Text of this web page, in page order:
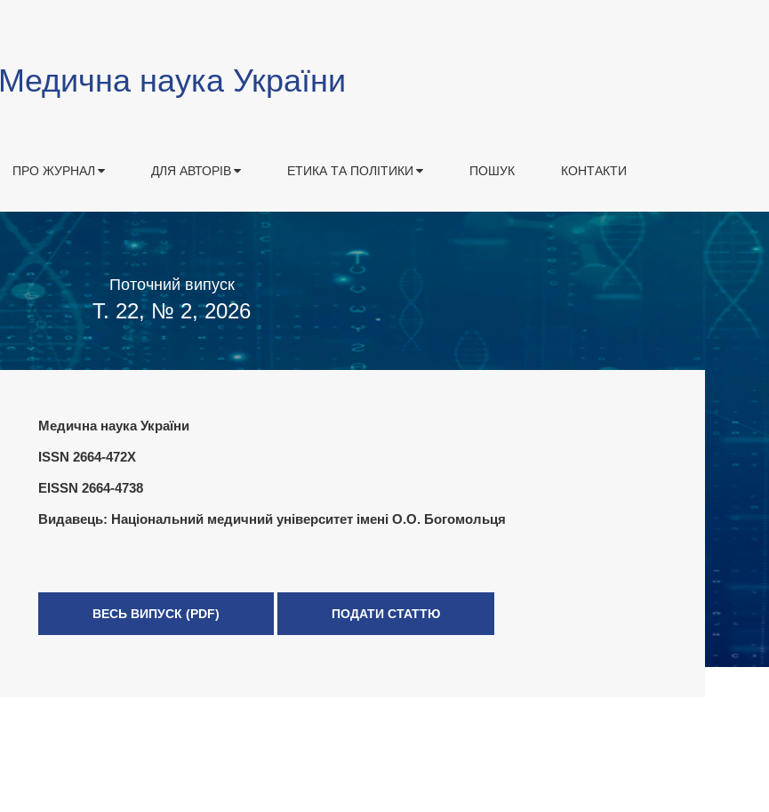
Медична наука України
ПРО ЖУРНАЛ ДЛЯ АВТОРІВ ЕТИКА ТА ПОЛІТИКИ ПОШУК КОНТАКТИ
Поточний випуск
Т. 22, № 2, 2026
Медична наука України
ISSN 2664-472X
EISSN 2664-4738
Видавець: Національний медичний університет імені О.О. Богомольця
ВЕСЬ ВИПУСК (PDF) ПОДАТИ СТАТТЮ